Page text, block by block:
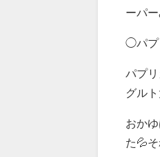
ーパ
◯パプ
パプ
グル
おか
た💦